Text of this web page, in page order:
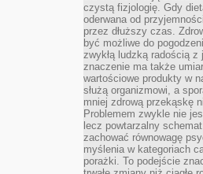
czystą fizjologię. Gdy
oderwana od
przez dłuższy czas.
być możliwe do
zwykłą ludzką radością
znaczenie ma także
wartościowe produkty w
służą organizmowi, a
mniej zdrową przekąskę
Problemem zwykle nie
lecz powtarzalny
zachować równowagę
myślenia w kategoriach
porażki. To podejście